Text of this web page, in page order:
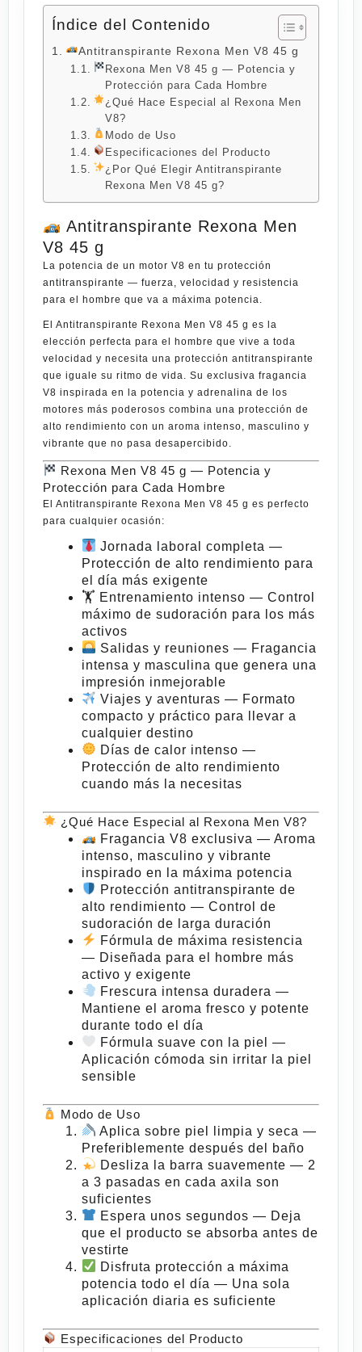
Índice del Contenido
Antitranspirante Rexona Men V8 45 g
Rexona Men V8 45 g — Potencia y
Protección para Cada Hombre
¿Qué Hace Especial al Rexona Men
V8?
Modo de Uso
Especificaciones del Producto
¿Por Qué Elegir Antitranspirante
Rexona Men V8 45 g?
Antitranspirante Rexona Men
V8 45 g
La potencia de un motor V8 en tu protección
antitranspirante — fuerza, velocidad y resistencia
para el hombre que va a máxima potencia.
El Antitranspirante Rexona Men V8 45 g es la
elección perfecta para el hombre que vive a toda
velocidad y necesita una protección antitranspirante
que iguale su ritmo de vida. Su exclusiva fragancia
V8 inspirada en la potencia y adrenalina de los
motores más poderosos combina una protección de
alto rendimiento con un aroma intenso, masculino y
vibrante que no pasa desapercibido.
Rexona Men V8 45 g — Potencia y
Protección para Cada Hombre
El Antitranspirante Rexona Men V8 45 g es perfecto
para cualquier ocasión:
Jornada laboral completa —
Protección de alto rendimiento para
el día más exigente
🏋️ Entrenamiento intenso — Control
máximo de sudoración para los más
activos
Salidas y reuniones — Fragancia
intensa y masculina que genera una
impresión inmejorable
Viajes y aventuras — Formato
compacto y práctico para llevar a
cualquier destino
Días de calor intenso —
Protección de alto rendimiento
cuando más la necesitas
¿Qué Hace Especial al Rexona Men V8?
Fragancia V8 exclusiva — Aroma
intenso, masculino y vibrante
inspirado en la máxima potencia
Protección antitranspirante de
alto rendimiento — Control de
sudoración de larga duración
Fórmula de máxima resistencia
— Diseñada para el hombre más
activo y exigente
Frescura intensa duradera —
Mantiene el aroma fresco y potente
durante todo el día
Fórmula suave con la piel
—
Aplicación cómoda sin irritar la piel
sensible
Modo de Uso
Aplica sobre piel limpia y seca —
Preferiblemente después del baño
Desliza la barra suavemente — 2
a 3 pasadas en cada axila son
suficientes
Espera unos segundos — Deja
que el producto se absorba antes de
vestirte
Disfruta protección a máxima
potencia todo el día — Una sola
aplicación diaria es suficiente
Especificaciones del Producto